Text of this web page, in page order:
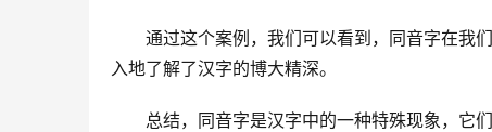
通过这个案例，我们可以看到，同音字在我们
入地了解了汉字的博大精深。
总结，同音字是汉字中的一种特殊现象，它们